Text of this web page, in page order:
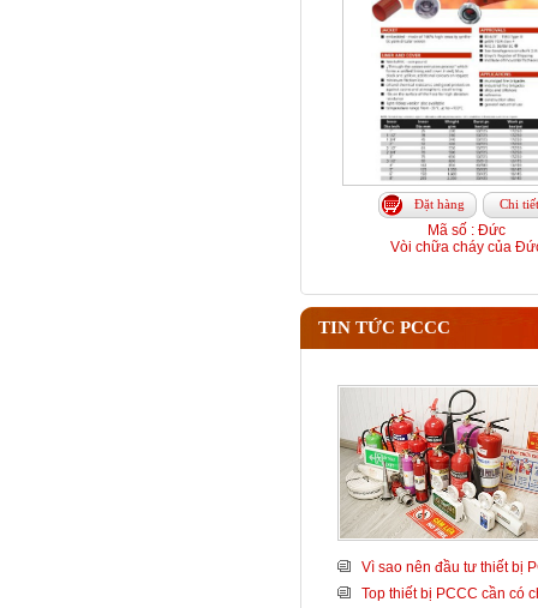
Đặt hàng Chi tiết
Mã số : Đức
Vòi chữa cháy của
TIN TỨC PCCC
Vì sao nên đầu tư thiết bị
Top thiết bị PCCC cần có